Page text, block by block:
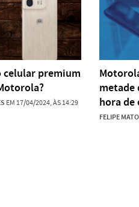
celular premium
EM 17/04/2024, ÀS 14:29
metade
hora de
FELIPE